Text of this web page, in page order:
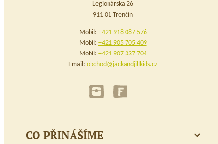
Legionárska 26
911 01 Trenčín
Mobil: +421 918 087 576
Mobil: +421 905 705 409
Mobil: +421 907 337 704
Email: obchod@jackandjillkids.cz
CO PŘINÁŠÍME